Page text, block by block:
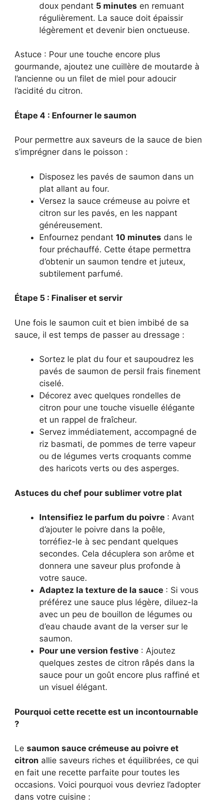
doux pendant 5 minutes en remuant
régulièrement. La sauce doit épaissir
légèrement et devenir bien onctueuse.
Astuce : Pour une touche encore plus
gourmande, ajoutez une cuillère de moutarde à
l’ancienne ou un filet de miel pour adoucir
l’acidité du citron.
Étape 4 : Enfourner le saumon
Pour permettre aux saveurs de la sauce de bien
s’imprégner dans le poisson :
Disposez les pavés de saumon dans un
plat allant au four.
Versez la sauce crémeuse au poivre et
citron sur les pavés, en les nappant
généreusement.
Enfournez pendant 10 minutes dans le
four préchauffé. Cette étape permettra
d’obtenir un saumon tendre et juteux,
subtilement parfumé.
Étape 5 : Finaliser et servir
Une fois le saumon cuit et bien imbibé de sa
sauce, il est temps de passer au dressage :
Sortez le plat du four et saupoudrez les
pavés de saumon de persil frais finement
ciselé.
Décorez avec quelques rondelles de
citron pour une touche visuelle élégante
et un rappel de fraîcheur.
Servez immédiatement, accompagné de
riz basmati, de pommes de terre vapeur
ou de légumes verts croquants comme
des haricots verts ou des asperges.
Astuces du chef pour sublimer votre plat
Intensifiez le parfum du poivre : Avant
d’ajouter le poivre dans la poêle,
torréfiez-le à sec pendant quelques
secondes. Cela décuplera son arôme et
donnera une saveur plus profonde à
votre sauce.
Adaptez la texture de la sauce : Si vous
préférez une sauce plus légère, diluez-la
avec un peu de bouillon de légumes ou
d’eau chaude avant de la verser sur le
saumon.
Pour une version festive : Ajoutez
quelques zestes de citron râpés dans la
sauce pour un goût encore plus raffiné et
un visuel élégant.
Pourquoi cette recette est un incontournable
?
Le saumon sauce crémeuse au poivre et
citron allie saveurs riches et équilibrées, ce qui
en fait une recette parfaite pour toutes les
occasions. Voici pourquoi vous devriez l’adopter
dans votre cuisine :